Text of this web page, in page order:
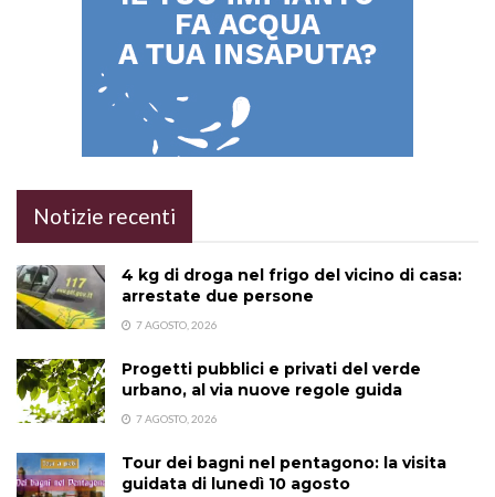
Notizie recenti
4 kg di droga nel frigo del vicino di casa:
arrestate due persone
7 AGOSTO, 2026
Progetti pubblici e privati del verde
urbano, al via nuove regole guida
7 AGOSTO, 2026
Tour dei bagni nel pentagono: la visita
guidata di lunedì 10 agosto